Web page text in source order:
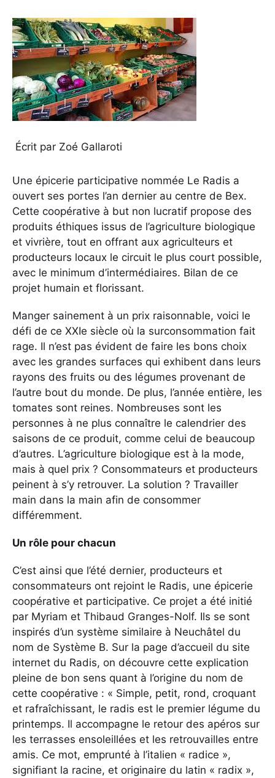
Écrit par Zoé Gallaroti
Une épicerie participative nommée Le Radis a
ouvert ses portes l’an dernier au centre de Bex.
Cette coopérative à but non lucratif propose des
produits éthiques issus de l’agriculture biologique
et vivrière, tout en offrant aux agriculteurs et
producteurs locaux le circuit le plus court possible,
avec le minimum d’intermédiaires. Bilan de ce
projet humain et florissant.
Manger sainement à un prix raisonnable, voici le
défi de ce XXIe siècle où la surconsommation fait
rage. Il n’est pas évident de faire les bons choix
avec les grandes surfaces qui exhibent dans leurs
rayons des fruits ou des légumes provenant de
l’autre bout du monde. De plus, l’année entière, les
tomates sont reines. Nombreuses sont les
personnes à ne plus connaître le calendrier des
saisons de ce produit, comme celui de beaucoup
d’autres. L’agriculture biologique est à la mode,
mais à quel prix ? Consommateurs et producteurs
peinent à s’y retrouver. La solution ? Travailler
main dans la main afin de consommer
différemment.
Un rôle pour chacun
C’est ainsi que l’été dernier, producteurs et
consommateurs ont rejoint le Radis, une épicerie
coopérative et participative. Ce projet a été initié
par Myriam et Thibaud Granges-Nolf. Ils se sont
inspirés d’un système similaire à Neuchâtel du
nom de Système B. Sur la page d’accueil du site
internet du Radis, on découvre cette explication
pleine de bon sens quant à l’origine du nom de
cette coopérative : « Simple, petit, rond, croquant
et rafraîchissant, le radis est le premier légume du
printemps. Il accompagne le retour des apéros sur
les terrasses ensoleillées et les retrouvailles entre
amis. Ce mot, emprunté à l’italien « radice »,
signifiant la racine, et originaire du latin « radix »,